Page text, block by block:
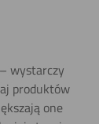
wystarczy
produktów
one